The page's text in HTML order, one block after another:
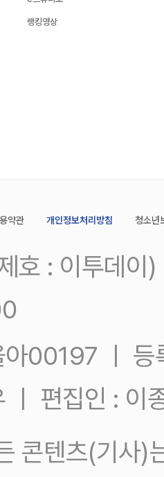
랭킹영상
약관 개인정보처리방침 청소년
호 : 이투데
아00197 ㅣ
ㅣ 편집인 : 이
콘텐츠(기사)